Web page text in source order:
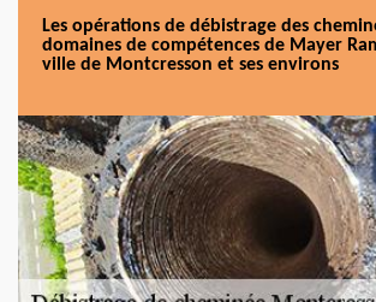
Les opérations de débistrage des
domaines de compétences de Mayer
ville de Montcresson et ses environs